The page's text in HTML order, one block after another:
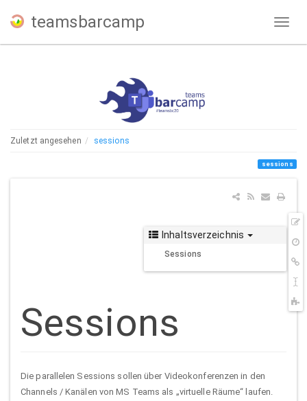
teamsbarcamp
Zuletzt angesehen sessions
sessions
Inhaltsverzeichnis
Sessions
Sessions
Die parallelen Sessions sollen über Videokonferenzen in den
Channels / Kanälen von MS Teams als „virtuelle Räume“ laufen.